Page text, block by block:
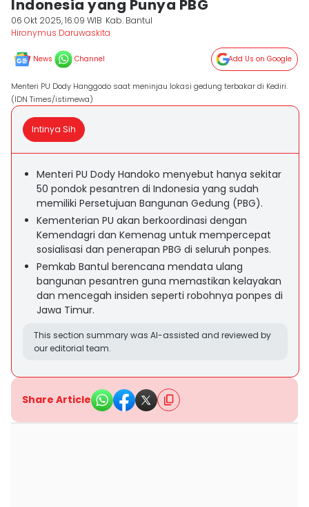
Indonesia yang Punya PBG
06 Okt 2025, 16:09 WIB Kab. Bantul
Hironymus Daruwaskita
News Channel Add Us on Google
Menteri PU Dody Hanggodo saat meninjau lokasi gedung terbakar di Kediri.
(IDN Times/istimewa)
Intinya Sih
Menteri PU Dody Handoko menyebut hanya sekitar
50 pondok pesantren di Indonesia yang sudah
memiliki Persetujuan Bangunan Gedung (PBG).
Kementerian PU akan berkoordinasi dengan
Kemendagri dan Kemenag untuk mempercepat
sosialisasi dan penerapan PBG di seluruh ponpes.
Pemkab Bantul berencana mendata ulang
bangunan pesantren guna memastikan kelayakan
dan mencegah insiden seperti robohnya ponpes di
Jawa Timur.
This section summary was AI-assisted and reviewed by
our editorial team.
Share Article